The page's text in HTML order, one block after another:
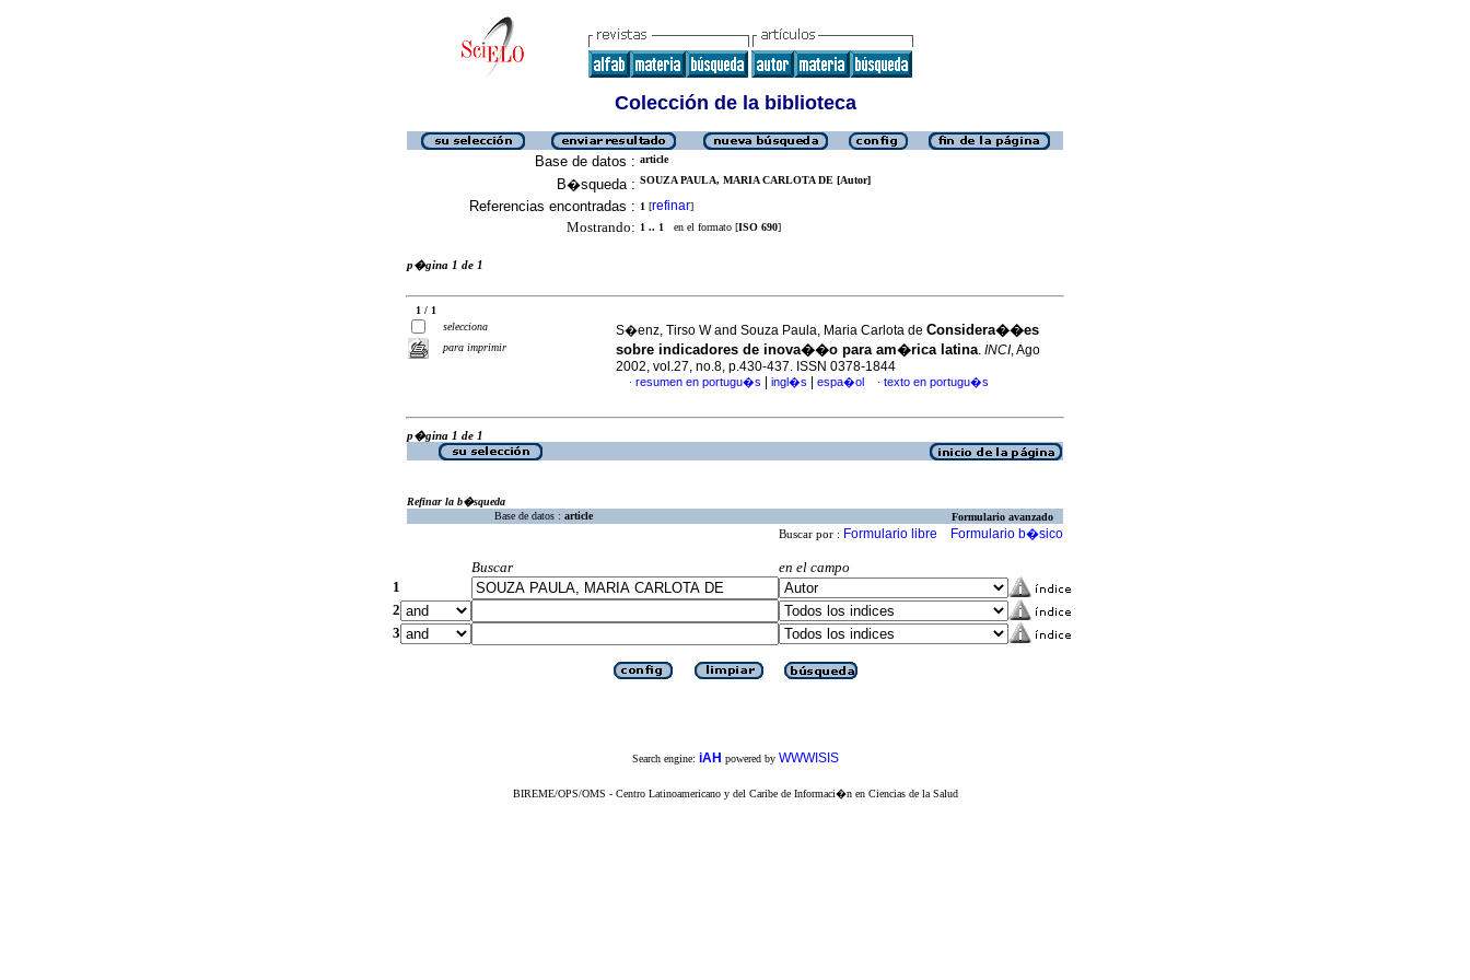
Colección de la biblioteca
Base de datos : article
B�squeda : SOUZA PAULA, MARIA CARLOTA DE [Autor]
Referencias encontradas : 1 [refinar]
Mostrando: 1 .. 1 en el formato [ISO 690]
p�gina 1 de 1
1 / 1
selecciona
para imprimir
S�enz, Tirso W and Souza Paula, Maria Carlota de Considera��es
sobre indicadores de inova��o para am�rica latina. INCI, Ago
2002, vol.27, no.8, p.430-437. ISSN 0378-1844
· resumen en portugu�s ingl�s espa�ol · texto en portugu�s
p�gina 1 de 1
Refinar la b�squeda
Base de datos : article Formulario avanzado
Buscar por : Formulario libre Formulario b�sico
Buscar
en el campo
1
2
3
Search engine: iAH powered by WWWISIS
BIREME/OPS/OMS - Centro Latinoamericano y del Caribe de Informaci�n en Ciencias de la Salud